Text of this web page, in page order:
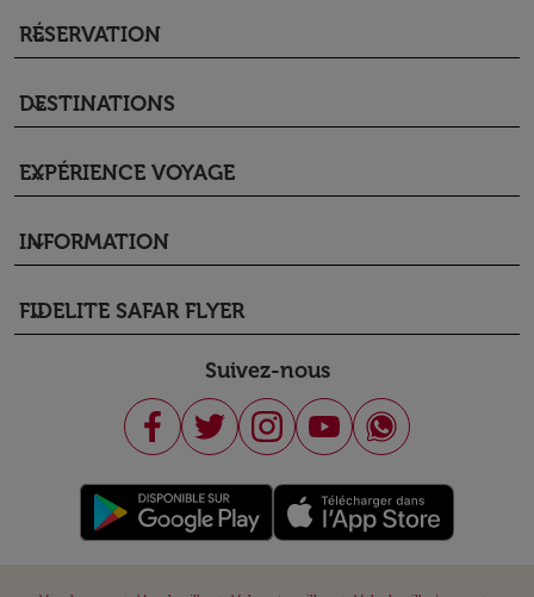
RÉSERVATION
keyboard_arrow_down
DESTINATIONS
keyboard_arrow_down
EXPÉRIENCE VOYAGE
keyboard_arrow_down
INFORMATION
keyboard_arrow_down
FIDELITE SAFAR FLYER
keyboard_arrow_down
Suivez-nous